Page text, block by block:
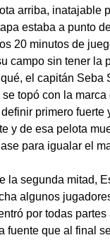
arriba, inatajable
estaba a punto
20 minutos de
campo sin tener la
el capitán Seba
topó con la
primero
y de esa pelota
para igualar el
la segunda mitad,
algunos
por todas
fuente que al final